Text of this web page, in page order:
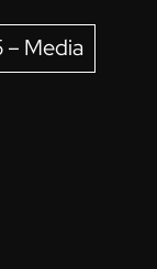
– Media